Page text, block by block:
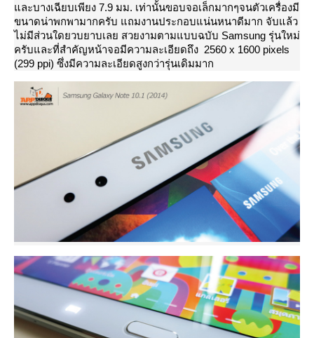
ละบางเฉียบเพียง 7.9 มม. เท่านั้นขอบจอเล็กมากๆจนตัวเครื่องมี
ขนาดน่าพกพามากครับ แถมงานประกอบแน่นหนาดีมาก จับแล้ว
ไม่มีส่วนใดยวบยาบเลย สวยงามตามแบบฉบับ Samsung รุ่นใหม่
ครับและที่สำคัญหน้าจอมีความละเอียดถึง 2560 x 1600 pixels
(299 ppi) ซึ่งมีความละเอียดสูงกว่ารุ่นเดิมมาก